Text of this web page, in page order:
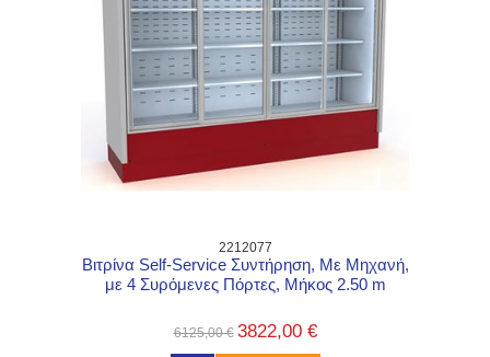
2212077
Βιτρίνα Self-Service Συντήρηση, Με Μηχανή,
με 4 Συρόμενες Πόρτες, Μήκος 2.50 m
6125,00 € 3822,00 €